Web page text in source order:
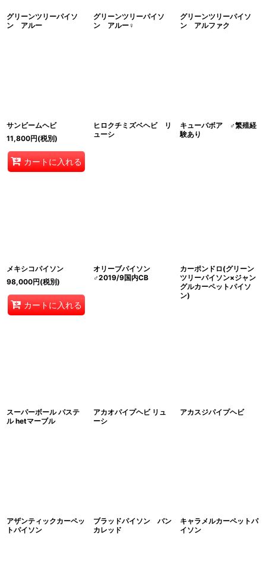
グリーンツリーパイソ
ン アルー
グリーンツリーパイソ
ン アルー♀
グリーンツリーパイソ
ン アルファク
サンビームヘビ
11,800円(税別)
カートに入れる
ヒロクチミズベヘビ リ
ューシ
キューバボア ♂繁殖経
験あり
メキシコパイソン
98,000円(税別)
カートに入れる
オリーブパイソン
♂2019/9国内CB
カーポンドロ(グリーン
ツリーパイソン×ジャン
グルカーペットパイソ
ン)
スーパーボール パステ
ル hetマーブル
アカオパイプヘビ リュ
ーシ
アカスジパイプヘビ
アザンティックカーペッ
トパイソン
ブラッドパイソン バン
カレッド
キャラメルカーペットパ
イソン